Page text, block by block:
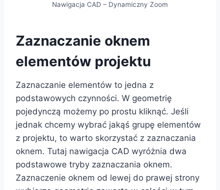
Nawigacja CAD – Dynamiczny Zoom
Zaznaczanie oknem
elementów projektu
Zaznaczanie elementów to jedna z
podstawowych czynności. W geometrię
pojedynczą możemy po prostu kliknąć. Jeśli
jednak chcemy wybrać jakąś grupę elementów
z projektu, to warto skorzystać z zaznaczania
oknem. Tutaj nawigacja CAD wyróżnia dwa
podstawowe tryby zaznaczania oknem.
Zaznaczenie oknem od lewej do prawej strony